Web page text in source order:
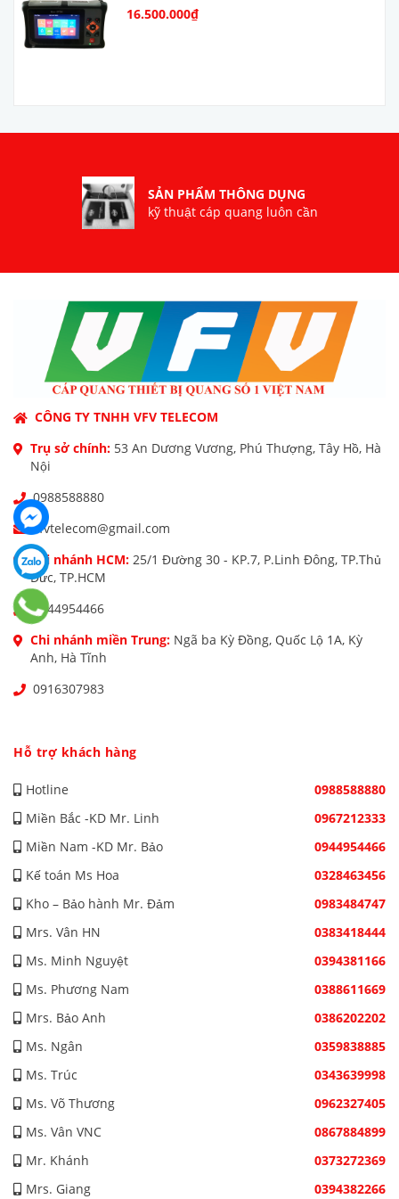
16.500.000₫
SẢN PHẨM THÔNG DỤNG
kỹ thuật cáp quang luôn cần
CÔNG TY TNHH VFV TELECOM
Trụ sở chính: 53 An Dương Vương, Phú Thượng, Tây Hồ, Hà
Nội
0988588880
vfvtelecom@gmail.com
Chi nhánh HCM: 25/1 Đường 30 - KP.7, P.Linh Đông, TP.Thủ
Đức, TP.HCM
0944954466
Chi nhánh miền Trung: Ngã ba Kỳ Đồng, Quốc Lộ 1A, Kỳ
Anh, Hà Tĩnh
0916307983
Hỗ trợ khách hàng
Hotline
0988588880
Miền Bắc -KD Mr. Linh
0967212333
Miền Nam -KD Mr. Bảo
0944954466
Kế toán Ms Hoa
0328463456
Kho – Bảo hành Mr. Đảm
0983484747
Mrs. Vân HN
0383418444
Ms. Minh Nguyệt
0394381166
Ms. Phương Nam
0388611669
Mrs. Bảo Anh
0386202202
Ms. Ngân
0359838885
Ms. Trúc
0343639998
Ms. Võ Thương
0962327405
Ms. Vân VNC
0867884899
Mr. Khánh
0373272369
Mrs. Giang
0394382266